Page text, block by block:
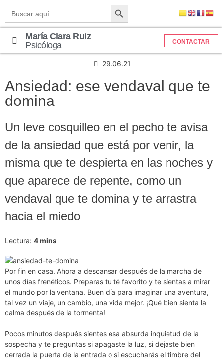
Buscar: Botón de búsqueda
María Clara Ruiz
Psicóloga
CONTACTAR
29.06.21
Ansiedad: ese vendaval que te
domina
Un leve cosquilleo en el pecho te avisa
de la ansiedad que está por venir, la
misma que te despierta en las noches y
que aparece de repente, como un
vendaval que te domina y te arrastra
hacia el miedo
Lectura: 4mins
Por fin en casa. Ahora a descansar después de la marcha de
unos días frenéticos. Preparas tu té favorito y te sientas a mirar
el mundo por la ventana. Buen día para imaginar una aventura,
tal vez un viaje, un cambio, una vida mejor. ¡Qué bien sienta la
calma después de la tormenta!
Pocos minutos después sientes esa absurda inquietud de la
sospecha y te preguntas si apagaste la luz, si dejaste bien
cerrada la puerta de la entrada o si escucharás el timbre del